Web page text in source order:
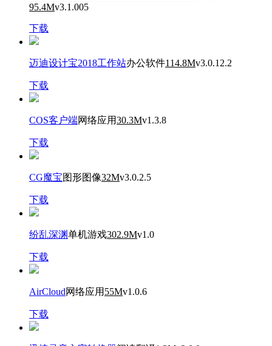
95.4Mv3.1.005
下载
迈迪设计宝2018工作站办公软件114.8Mv3.0.12.2
下载
COS客户端网络应用30.3Mv1.3.8
下载
CG魔宝图形图像32Mv3.0.2.5
下载
纷乱深渊单机游戏302.9Mv1.0
下载
AirCloud网络应用 55Mv1.0.6
下载